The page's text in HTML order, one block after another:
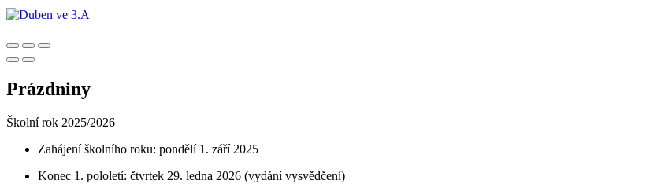
Prázdniny
Školní rok 2025/2026
Zahájení školního roku: pondělí 1. září 2025
Konec 1. pololetí: čtvrtek 29. ledna 2026 (vydání vysvědčení)